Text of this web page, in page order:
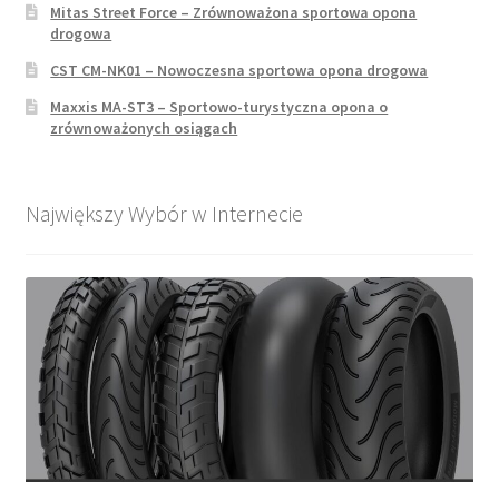
Mitas Street Force – Zrównoważona sportowa opona
drogowa
CST CM-NK01 – Nowoczesna sportowa opona drogowa
Maxxis MA-ST3 – Sportowo-turystyczna opona o
zrównoważonych osiągach
Największy Wybór w Internecie